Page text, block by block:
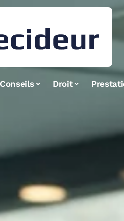
Conseils Droit